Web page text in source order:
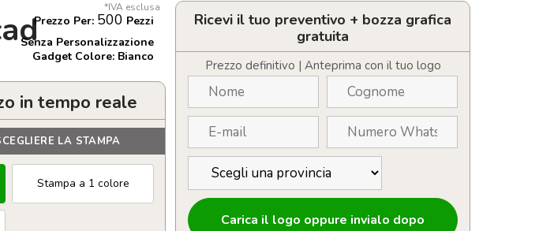
*IVA esclusa
Prezzo Per: 500 Pezzi
Senza Personalizzazione
Gadget Colore: Bianco
in tempo reale
LA STAMPA
Stampa a 1 colore
Ricevi il tuo preventivo + bozza grafica
gratuita
Prezzo definitivo | Anteprima con il tuo logo
Carica il logo oppure invialo dopo